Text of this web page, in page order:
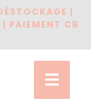
|
| PAIEMENT CB